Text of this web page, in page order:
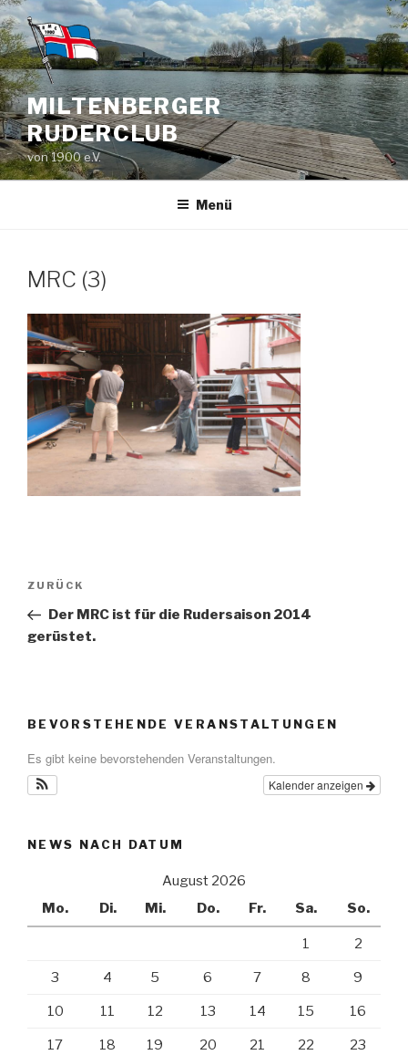
Zum
Inhalt
springen
MILTENBERGER
RUDERCLUB
von 1900 e.V.
Menü
MRC (3)
Beitragsnavigation
Vorheriger
Beitrag
ZURÜCK
Der MRC ist für die Rudersaison 2014
gerüstet.
BEVORSTEHENDE VERANSTALTUNGEN
Es gibt keine bevorstehenden Veranstaltungen.
Kalender anzeigen
NEWS NACH DATUM
August 2026
Mo.
Di. Mi. Do. Fr. Sa. So.
1 2
3 4 5 6 7 8 9
10 11 12 13 14 15 16
17 18 19 20 21 22 23